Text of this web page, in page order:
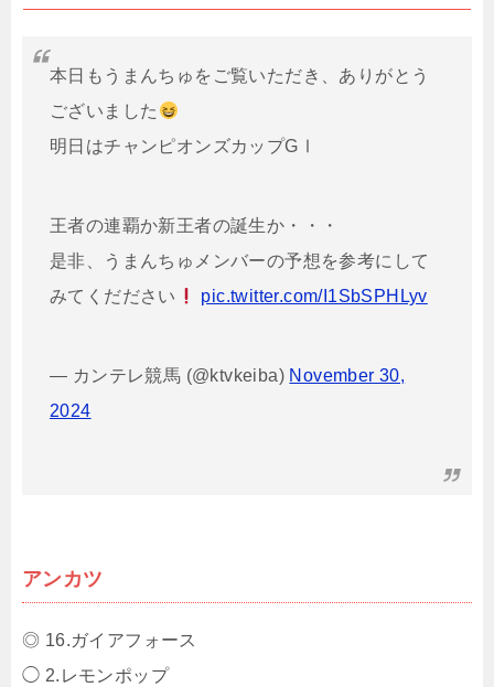
本日もうまんちゅをご覧いただき、ありがとう
ございました
明日はチャンピオンズカップGⅠ
王者の連覇か新王者の誕生か・・・
是非、うまんちゅメンバーの予想を参考にして
みてくだださい
pic.twitter.com/I1SbSPHLyv
— カンテレ競馬 (@ktvkeiba) November 30,
2024
アンカツ
◎ 16.ガイアフォース
◯ 2.レモンポップ